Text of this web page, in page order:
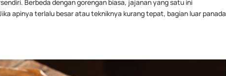
Berbeda dengan gorengan biasa, jajanan yang satu ini
apinya terlalu besar atau tekniknya kurang tepat, bagian luar panada